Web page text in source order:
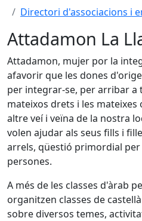
Directori d'associacions i
Attadamon La
Attadamon, mujer por la
afavorir que les dones
per integrar-se, per arribar
mateixos drets i les
altre veí i veïna de la nostra
volen ajudar als seus fills i
arrels, qüestió primordial
persones.
A més de les classes d'àrab
organitzen classes de
sobre diversos temes,